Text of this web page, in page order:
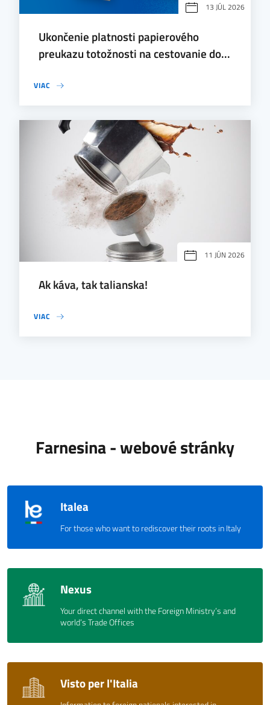
13 JÚL 2026
Ukončenie platnosti papierového
preukazu totožnosti na cestovanie do...
VIAC
11 JÚN 2026
Ak káva, tak talianska!
VIAC
Farnesina - webové stránky
Italea
For those who want to rediscover their roots in Italy
Nexus
Your direct channel with the Foreign Ministry’s and
world’s Trade Offices
Visto per l'Italia